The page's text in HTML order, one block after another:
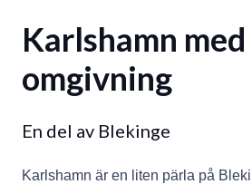
Karlshamn med
omgivning
En del av Blekinge
Karlshamn är en liten pärla på